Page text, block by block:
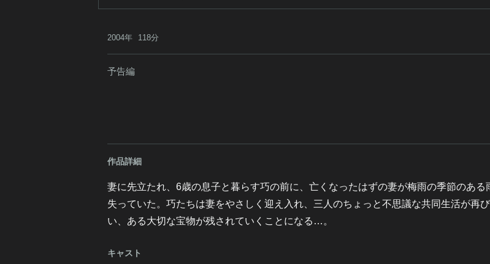
2004年 118分
予告編
作品詳細
妻に先立たれ、6歳の息子と暮らす巧の前に、亡くなったはずの妻が梅雨の季節のあ
失っていた。巧たちは妻をやさしく迎え入れ、三人のちょっと不思議な共同生活が再
い、ある大切な宝物が残されていくことになる…。
キャスト